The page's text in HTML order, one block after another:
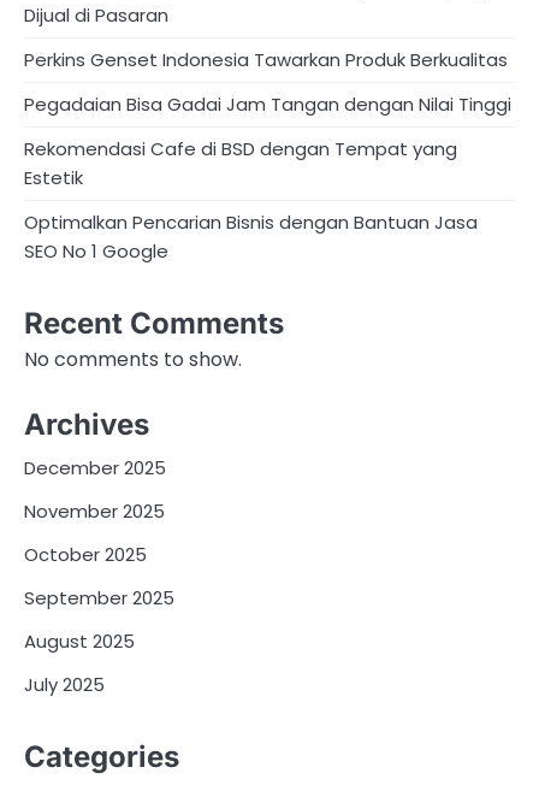
Dijual di Pasaran
Perkins Genset Indonesia Tawarkan Produk Berkualitas
Pegadaian Bisa Gadai Jam Tangan dengan Nilai Tinggi
Rekomendasi Cafe di BSD dengan Tempat yang
Estetik
Optimalkan Pencarian Bisnis dengan Bantuan Jasa
SEO No 1 Google
Recent Comments
No comments to show.
Archives
December 2025
November 2025
October 2025
September 2025
August 2025
July 2025
Categories